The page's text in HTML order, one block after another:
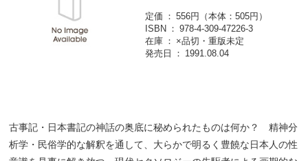
定価
556円（本体：505円）
ISBN
978-4-309-47226-3
在庫
×品切・重版未定
発売日
1991.08.04
古事記・日本書記の神話の奥底に秘められたものは何か？ 精神分
析学・民俗学的な解釈を通して、大らかで明るく豊饒な日本人の性